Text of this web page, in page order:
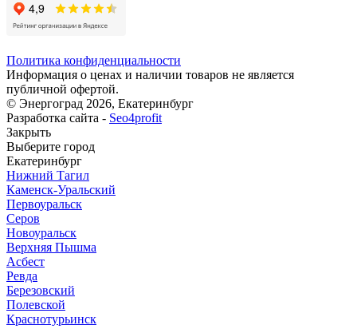
Политика конфиденциальности
Информация о ценах и наличии товаров не является
публичной офертой.
© Энергоград 2026, Екатеринбург
Разработка сайта - Seo4profit
Закрыть
Выберите город
Екатеринбург
Нижний Тагил
Каменск-Уральский
Первоуральск
Серов
Новоуральск
Верхняя Пышма
Асбест
Ревда
Березовский
Полевской
Краснотурьинск